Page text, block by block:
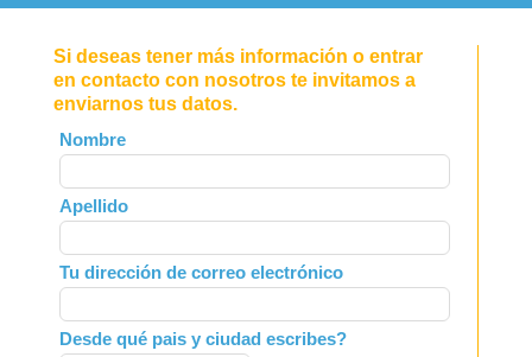
Si deseas tener más información o entrar
en contacto con nosotros te invitamos a
enviarnos tus datos.
Leave
this
field
blank
Nombre
Apellido
Tu dirección de correo electrónico
Desde qué pais y ciudad escribes?